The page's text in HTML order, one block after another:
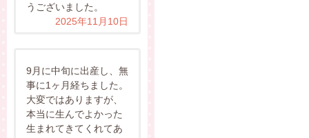
うございました。
2025年11月10日
9月に中旬に出産し、無
事に1ヶ月経ちました。
大変ではありますが、
本当に生んでよかった
生まれてきてくれてあ